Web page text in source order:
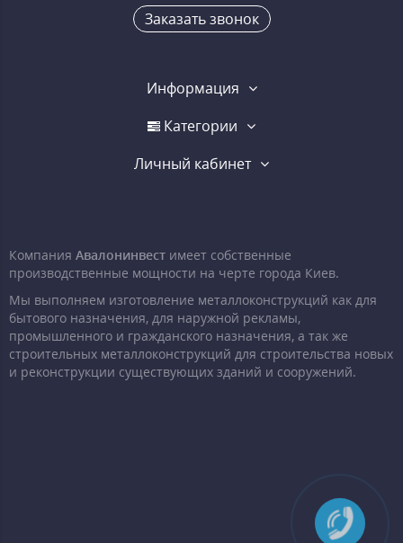
Заказать звонок
Информация
Категории
Личный кабинет
Компания Авалонинвест имеет собственные
производственные мощности на черте города Киев.
Мы выполняем изготовление металлоконструкций как для
бытового назначения, для наружной рекламы,
промышленного и гражданского назначения, а так же
строительных металлоконструкций для строительства новых
и реконструкции существующих зданий и сооружений.